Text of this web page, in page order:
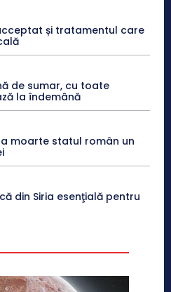
și tratamentul care
de sumar, cu toate
la îndemână
moarte statul român un
din Siria esenţială pentru